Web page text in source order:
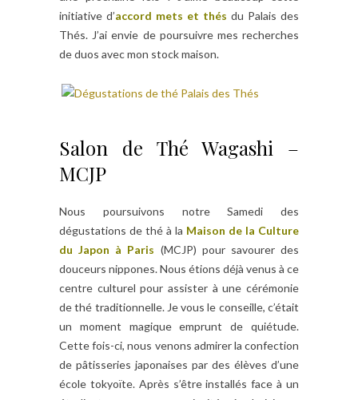
initiative d’accord mets et thés du Palais des
Thés. J’ai envie de poursuivre mes recherches
de duos avec mon stock maison.
Salon de Thé Wagashi –
MCJP
Nous poursuivons notre Samedi des
dégustations de thé à la Maison de la Culture
du Japon à Paris (MCJP) pour savourer des
douceurs nippones. Nous étions déjà venus à ce
centre culturel pour assister à une cérémonie
de thé traditionnelle. Je vous le conseille, c’était
un moment magique emprunt de quiétude.
Cette fois-ci, nous venons admirer la confection
de pâtisseries japonaises par des élèves d’une
école tokyoïte. Après s’être installés face à un